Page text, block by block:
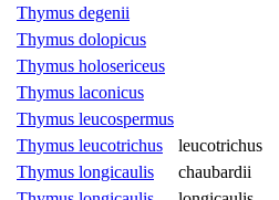
Thymus degenii
Thymus dolopicus
Thymus holosericeus
Thymus laconicus
Thymus leucospermus
Thymus leucotrichus
leucotrichus
Thymus longicaulis
chaubardii